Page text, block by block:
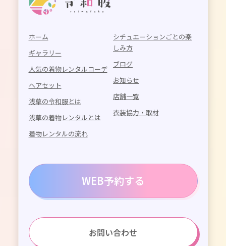
ホーム
ギャラリー
人気の着物レンタルコーデ
ヘアセット
浅草の令和服とは
浅草の着物レンタルとは
着物レンタルの流れ
シチュエーションごとの楽
しみ方
ブログ
お知らせ
店舗一覧
衣装協力・取材
WEB予約する
お問い合わせ